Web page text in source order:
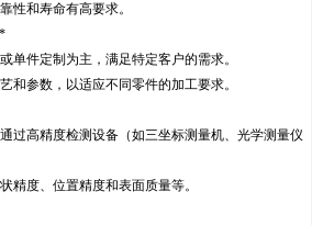
性和寿命有高要求。
单件定制为主，满足特定客户的需求。
和参数，以适应不同零件的加工要求。
过高精度检测设备（如三坐标测量机、光学测量仪
精度、位置精度和表面质量等。